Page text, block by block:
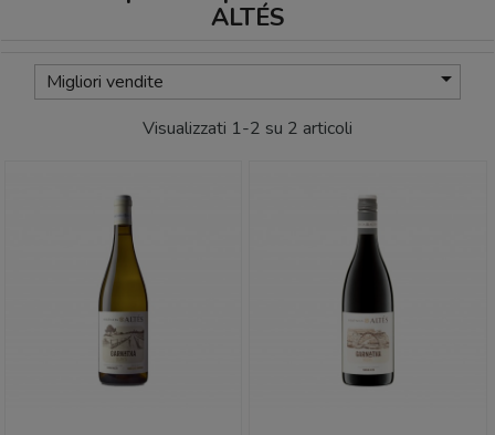
ALTÉS
Migliori vendite 
Visualizzati 1-2 su 2 articoli